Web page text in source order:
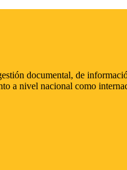
documental, de
a nivel nacional como